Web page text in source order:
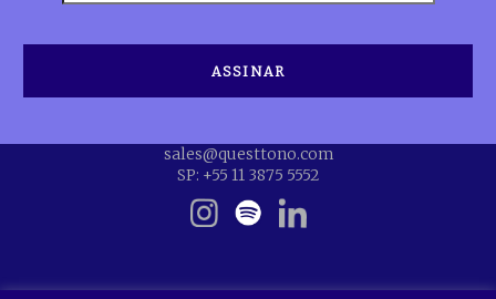
sales@questtono.com
SP: +55 11 3875 5552